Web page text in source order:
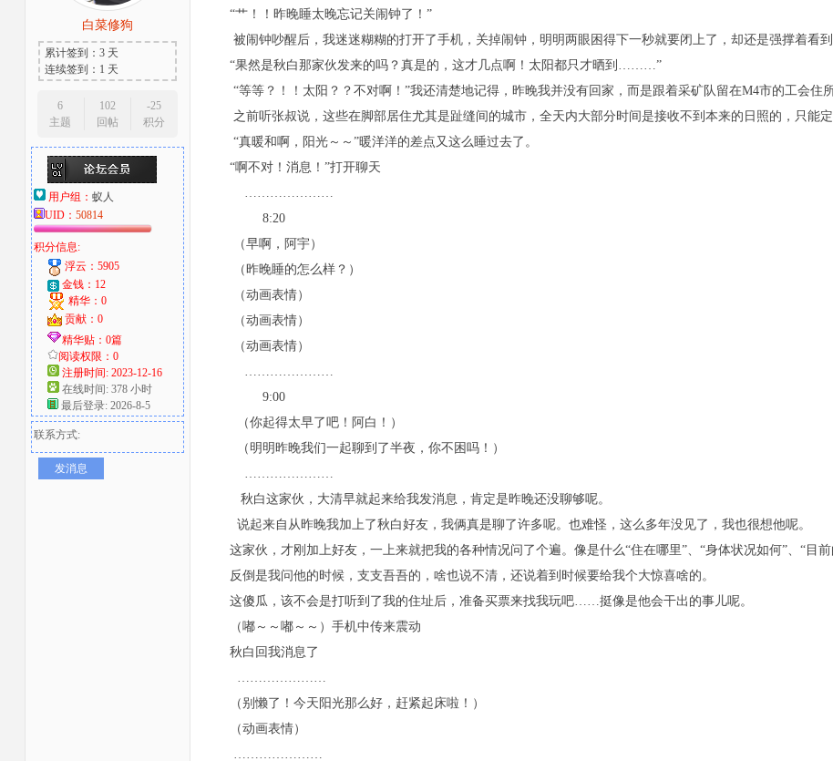
爱
好
白菜修狗
累计签到：3 天
连续签到：1 天
6
主题
102
回帖
-25
积分
用户组： 蚁人
UID： 50814
积分信息:
浮云：5905
金钱：12
精华：0
贡献：0
精华贴：0篇
阅读权限：0
注册时间: 2023-12-16
在线时间: 378 小时
最后登录: 2026-8-5
联系方式:
发消息
“艹！！昨晚睡太晚忘记关闹钟了！”
被闹钟吵醒后，我迷迷糊糊的打开了手机，关掉闹钟，明明两眼困得下一秒就要闭上了，却还是强撑着看
“果然是秋白那家伙发来的吗？真是的，这才几点啊！太阳都只才晒到………”
“等等？！！太阳？？不对啊！”我还清楚地记得，昨晚我并没有回家，而是跟着采矿队留在M4市的工会住所
之前听张叔说，这些在脚部居住尤其是趾缝间的城市，全天内大部分时间是接收不到本来的日照的，只能
“真暖和啊，阳光～～”暖洋洋的差点又这么睡过去了。
“啊不对！消息！”打开聊天
…………………
8:20
（早啊，阿宇）
（昨晚睡的怎么样？）
（动画表情）
（动画表情）
（动画表情）
…………………
9:00
（你起得太早了吧！阿白！）
（明明昨晚我们一起聊到了半夜，你不困吗！）
…………………
秋白这家伙，大清早就起来给我发消息，肯定是昨晚还没聊够呢。
说起来自从昨晚我加上了秋白好友，我俩真是聊了许多呢。也难怪，这么多年没见了，我也很想他呢。
这家伙，才刚加上好友，一上来就把我的各种情况问了个遍。像是什么“住在哪里”、“身体状况如何”、“目前
反倒是我问他的时候，支支吾吾的，啥也说不清，还说着到时候要给我个大惊喜啥的。
这傻瓜，该不会是打听到了我的住址后，准备买票来找我玩吧……挺像是他会干出的事儿呢。
（嘟～～嘟～～）手机中传来震动
秋白回我消息了
…………………
（别懒了！今天阳光那么好，赶紧起床啦！）
（动画表情）
…………………